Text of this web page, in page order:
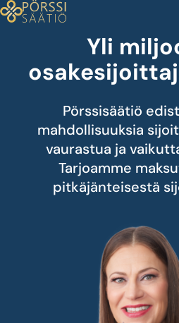
Siirry
sisältöön
Yli
Pörssisäätiö
mahdollisuuksia
vaurastua ja
Tarjoamme
pitkäjänteisestä